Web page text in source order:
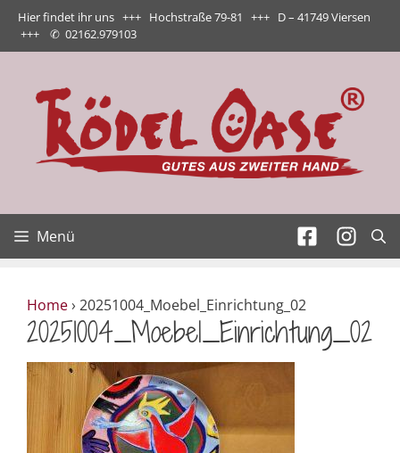
Zum
Inhalt
springen
Hier findet ihr uns +++ Hochstraße 79-81 +++ D – 41749 Viersen
+++ ✆ 02162.979103
Menü
Home› 20251004_Moebel_Einrichtung_02
20251004_Moebel_Einrichtung_02